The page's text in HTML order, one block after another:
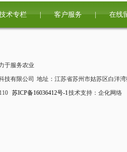
术专栏 | 客户服务 | 在线
于服务农业
有限公司 地址：江苏省苏州市姑苏区白洋湾
苏ICP备16036412号-1技术支持：企化网络